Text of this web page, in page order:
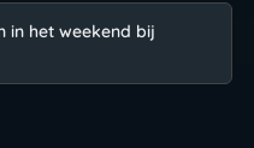
in het weekend bij